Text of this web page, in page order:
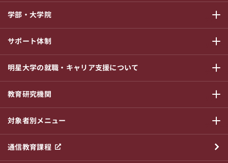
学部・大学院
サブメニ
サポート体制
サブメニ
明星大学の就職・キャリア支援について
サブメニ
教育研究機関
サブメニ
対象者別メニュー
サブメニ
通信教育課程